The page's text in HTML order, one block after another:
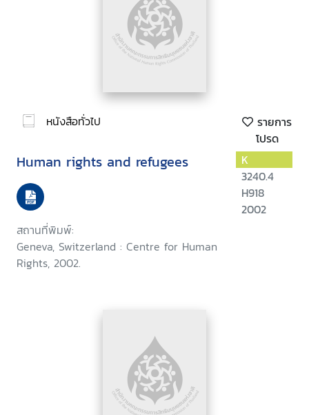
หนังสือทั่วไป
รายการ
โปรด
Human rights and refugees
สถานที่พิมพ์:
Geneva, Switzerland : Centre for Human
Rights, 2002.
K
3240.4
H918
2002